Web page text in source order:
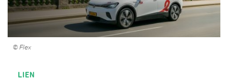
© Flex
LIEN